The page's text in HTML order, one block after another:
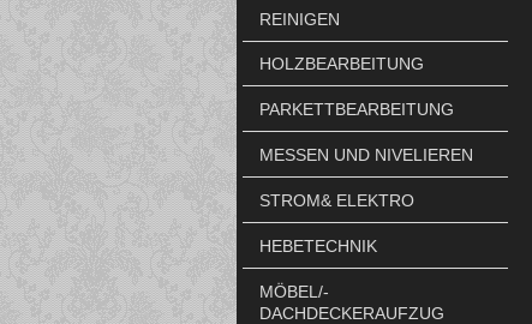
REINIGEN
HOLZBEARBEITUNG
PARKETTBEARBEITUNG
MESSEN UND NIVELIEREN
STROM& ELEKTRO
HEBETECHNIK
MÖBEL/-
DACHDECKERAUFZUG